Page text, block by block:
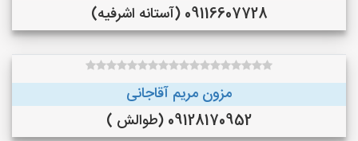
09116607728 (آستانه اشرفیه)
مزون مریم آقاجانی
09128170952 (طوالش )